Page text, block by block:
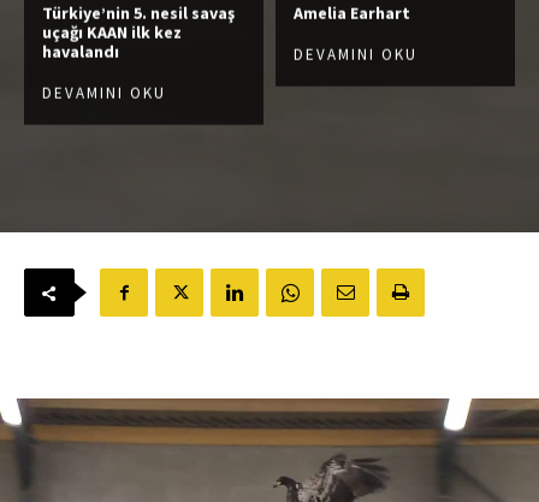
Türkiye’nin 5. nesil savaş
uçağı KAAN ilk kez
havalandı
DEVAMINI OKU
Amelia Earhart
DEVAMINI OKU